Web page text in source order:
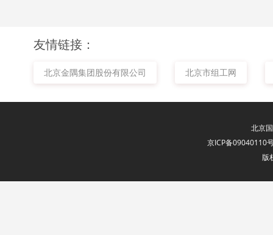
友情链接：
北京金隅集团股份有限公司 北京市组工网
北京
京ICP备09040110
版